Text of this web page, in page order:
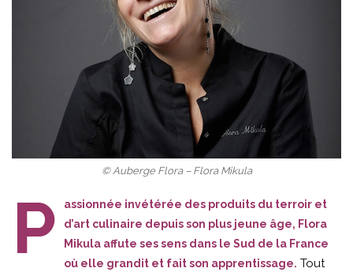
© Auberge Flora – Flora Mikula
P
assionnée invétérée des produits du terroir et
d’art culinaire depuis son plus jeune âge, Flora
Mikula affute ses sens dans le Sud de la France
où elle grandit et fait son apprentissage. Tout